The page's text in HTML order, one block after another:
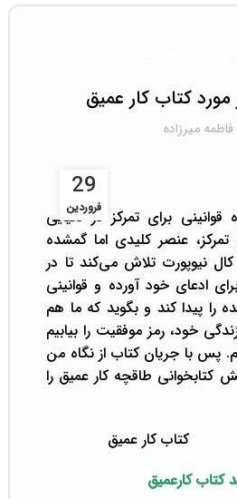
کتاب کار عمیق
فاطمه میرزاده
29
فروردین
قوانینی برای تمرکز در دنیایی
عنصر کلیدی اما گمشده
نیوپورت تلاش می­‌کند تا در
ادعای خود آورده و قوانینی
را پیدا کند و بگوید که ما هم
خود، رمز موفقیت را بیابیم
پس با جریان کتاب از نگاه من
کتابخوانی طاقچه کار عمیق را
کتاب کارعمیق